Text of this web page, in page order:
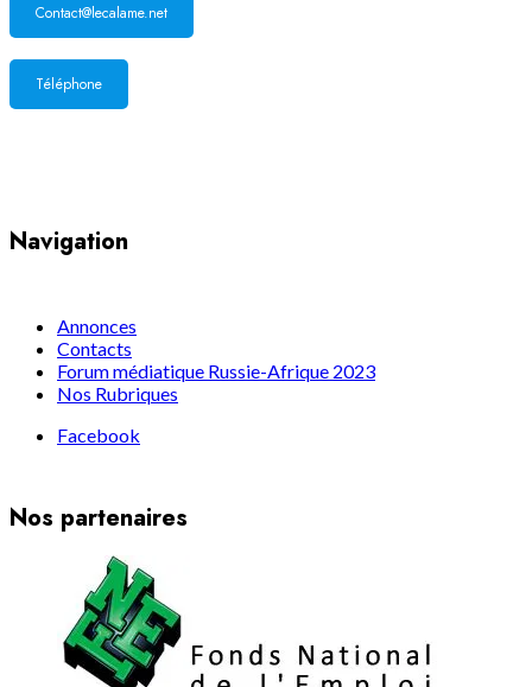
Contact@lecalame.net
Téléphone
Navigation
Annonces
Contacts
Forum médiatique Russie-Afrique 2023
Nos Rubriques
Facebook
Nos partenaires